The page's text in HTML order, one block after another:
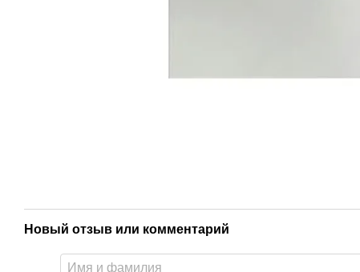
Новый отзыв или комментарий